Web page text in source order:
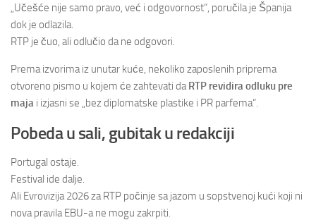
„Učešće nije samo pravo, već i odgovornost“, poručila je Španija
dok je odlazila.
RTP je čuo, ali odlučio da ne odgovori.
Prema izvorima iz unutar kuće, nekoliko zaposlenih priprema
otvoreno pismo u kojem će zahtevati daRTP revidira odluku pre
maja i izjasni se „bez diplomatske plastike i PR parfema“.
Pobeda u sali, gubitak u redakciji
Portugal ostaje.
Festival ide dalje.
Ali Evrovizija 2026 za RTP počinje sa jazom u sopstvenoj kući koji ni
nova pravila EBU-a ne mogu zakrpiti.